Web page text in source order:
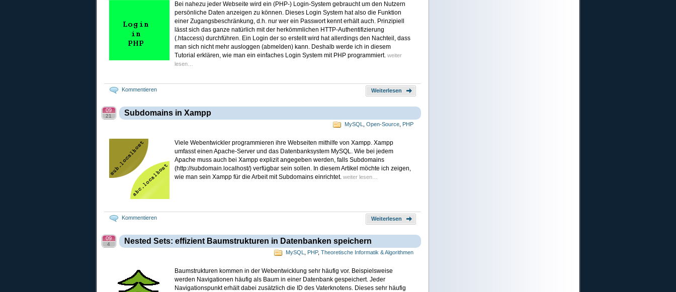
Bei nahezu jeder Webseite wird ein (PHP-) Login-System gebraucht um den Nutzern
persönliche Daten anzeigen zu können. Dieses Login System hat also die Funktion
einer Zugangsbeschränkung, d.h. nur wer ein Passwort kennt erhält auch. Prinzipiell
lässt sich das ganze natürlich mit der herkömmlichen HTTP-Authentifizierung
(.htaccess) durchführen. Ein Login der so erstellt wird hat allerdings den Nachteil, dass
man sich nicht mehr ausloggen (abmelden) kann. Deshalb werde ich in diesem
Tutorial erklären, wie man ein einfaches Login System mit PHP programmiert. weiter
lesen…
Kommentieren Weiterlesen
Subdomains in Xampp
09
21
MySQL Open-Source PHP
Viele Webentwickler programmieren ihre Webseiten mithilfe von Xampp. Xampp
umfasst einen Apache-Server und das Datenbanksystem MySQL. Wie bei jedem
Apache muss auch bei Xampp explizit angegeben werden, falls Subdomains
(http://subdomain.localhost/) verfügbar sein sollen. In diesem Artikel möchte ich zeigen,
wie man sein Xampp für die Arbeit mit Subdomains einrichtet. weiter lesen…
Kommentieren Weiterlesen
Nested Sets: effizient Baumstrukturen in Datenbanken speichern
09
4
MySQL PHP, Theoretische Informatik & Algorithmen
Baumstrukturen kommen in der Webentwicklung sehr häufig vor. Beispielsweise
werden Navigationen häufig als Baum in einer Datenbank gespeichert. Jeder
Navigationspunkt erhält dabei zusätzlich die ID des Vaterknotens. Dieses sehr häufig